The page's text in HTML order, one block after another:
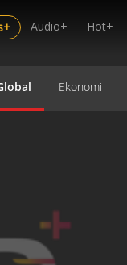
Audio+ Hot+
Ekonomi